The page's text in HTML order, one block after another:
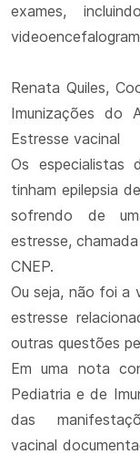
exames,
Renata Quiles,
Imunizações do
Estresse vacinal
Os especialistas
tinham epilepsia
sofrendo de
estresse,
CNEP.
Ou seja, não foi a
estresse
outras questões
Em uma nota
Pediatria e de
das
vacinal